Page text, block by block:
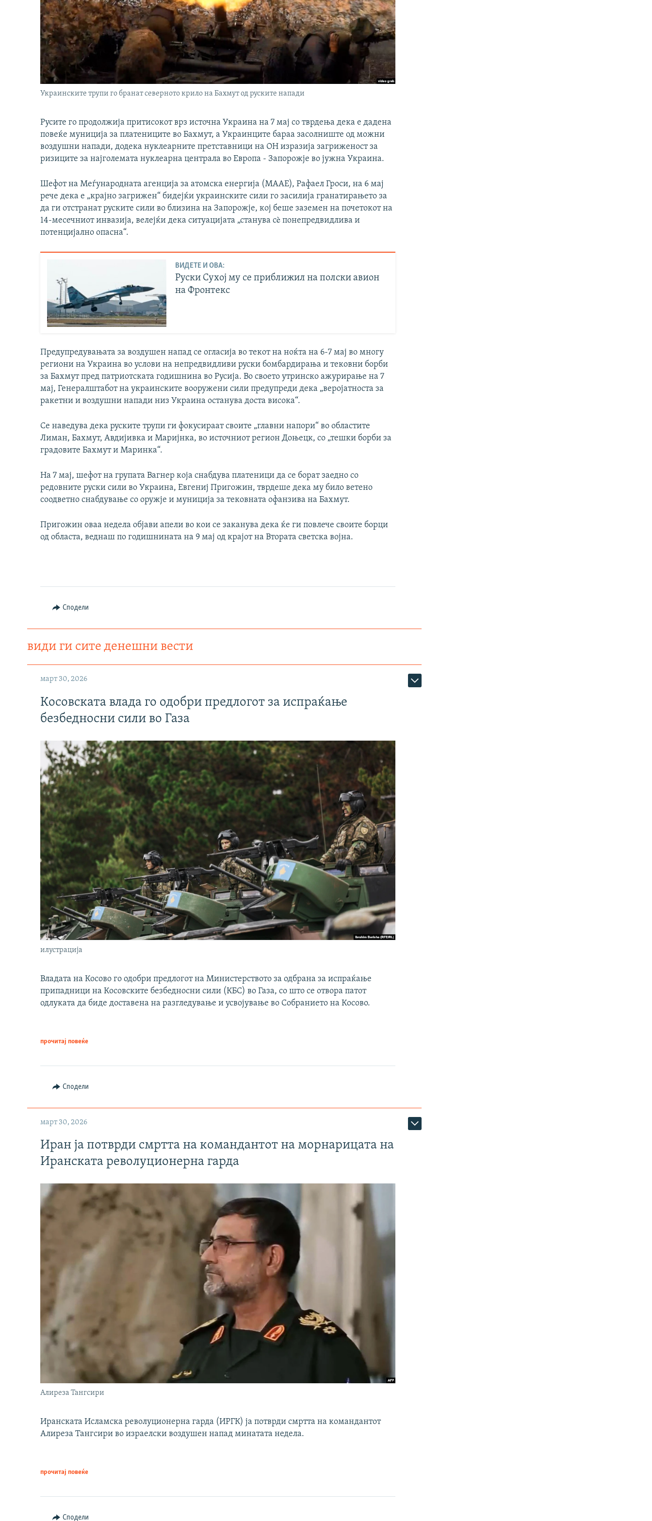
Украинските трупи го бранат северното крило на Бахмут од руските напади
Русите го продолжија притисокот врз источна Украина на 7 мај со тврдења дека е дадена
повеќе муниција за платениците во Бахмут, а Украинците бараа засолниште од можни
воздушни напади, додека нуклеарните претставници на ОН изразија загриженост за
ризиците за најголемата нуклеарна централа во Европа - Запорожје во јужна Украина.
Шефот на Меѓународната агенција за атомска енергија (МААЕ), Рафаел Гроси, на 6 мај
рече дека е „крајно загрижен“ бидејќи украинските сили го засилија гранатирањето за
да ги отстранат руските сили во близина на Запорожје, кој беше заземен на почетокот на
14-месечниот инвазија, велејќи дека ситуацијата „станува сè понепредвидлива и
потенцијално опасна“.
ВИДЕТЕ И ОВА:
Руски Сухој му се приближил на полски авион
на Фронтекс
Предупредувањата за воздушен напад се огласија во текот на ноќта на 6-7 мај во многу
региони на Украина во услови на непредвидливи руски бомбардирања и тековни борби
за Бахмут пред патриотската годишнина во Русија. Во своето утринско ажурирање на 7
мај, Генералштабот на украинските вооружени сили предупреди дека „веројатноста за
ракетни и воздушни напади низ Украина останува доста висока“.
Се наведува дека руските трупи ги фокусираат своите „главни напори“ во областите
Лиман, Бахмут, Авдијивка и Маријнка, во источниот регион Доњецк, со „тешки борби за
градовите Бахмут и Маринка“.
На 7 мај, шефот на групата Вагнер која снабдува платеници да се борат заедно со
редовните руски сили во Украина, Евгениј Пригожин, тврдеше дека му било ветено
соодветно снабдување со оружје и муниција за тековната офанзива на Бахмут.
Пригожин оваа недела објави апели во кои се заканува дека ќе ги повлече своите борци
од областа, веднаш по годишнината на 9 мај од крајот на Втората светска војна.
Сподели
види ги сите денешни вести
март 30, 2026
Косовската влада го одобри предлогот за испраќање
безбедносни сили во Газа
илустрација
Владата на Косово го одобри предлогот на Министерството за одбрана за испраќање
припадници на Косовските безбедносни сили (КБС) во Газа, со што се отвора патот
одлуката да биде доставена на разгледување и усвојување во Собранието на Косово.
прочитај повеќе
Сподели
март 30, 2026
Иран ја потврди смртта на командантот на морнарицата на
Иранската револуционерна гарда
Алиреза Тангсири
Иранската Исламска револуционерна гарда (ИРГК) ја потврди смртта на командантот
Алиреза Тангсири во израелски воздушен напад минатата недела.
прочитај повеќе
Сподели